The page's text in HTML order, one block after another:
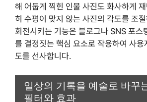
해 어둡게 찍힌 인물 사진도 화사하게
히 수평이 맞지 않는 사진의 각도를 조절
회전시키는 기능은 블로그나 SNS 포스
를 결정짓는 핵심 요소로 작용하여 사용
도를 선사합니다.
일상의 기록을 예술로 바꾸
필터와 효과